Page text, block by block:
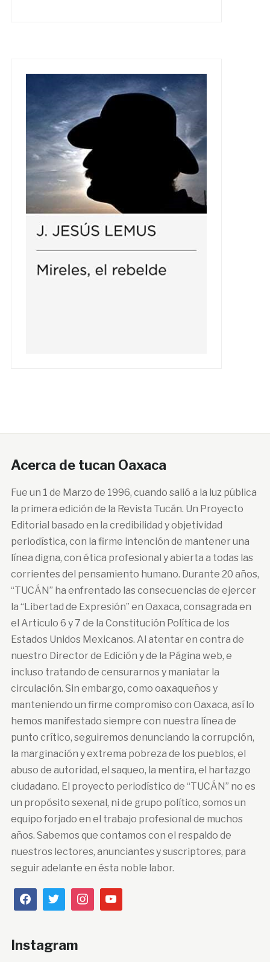
Acerca de tucan Oaxaca
Fue un 1 de Marzo de 1996, cuando salió a la luz pública
la primera edición de la Revista Tucán. Un Proyecto
Editorial basado en la credibilidad y objetividad
periodística, con la firme intención de mantener una
línea digna, con ética profesional y abierta a todas las
corrientes del pensamiento humano. Durante 20 años,
“TUCÁN” ha enfrentado las consecuencias de ejercer
la “Libertad de Expresión” en Oaxaca, consagrada en
el Articulo 6 y 7 de la Constitución Política de los
Estados Unidos Mexicanos. Al atentar en contra de
nuestro Director de Edición y de la Página web, e
incluso tratando de censurarnos y maniatar la
circulación. Sin embargo, como oaxaqueños y
manteniendo un firme compromiso con Oaxaca, así lo
hemos manifestado siempre con nuestra línea de
punto crítico, seguiremos denunciando la corrupción,
la marginación y extrema pobreza de los pueblos, el
abuso de autoridad, el saqueo, la mentira, el hartazgo
ciudadano. El proyecto periodístico de “TUCÁN” no es
un propósito sexenal, ni de grupo político, somos un
equipo forjado en el trabajo profesional de muchos
años. Sabemos que contamos con el respaldo de
nuestros lectores, anunciantes y suscriptores, para
seguir adelante en ésta noble labor.
Instagram